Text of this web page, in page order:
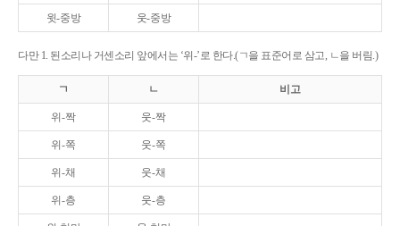
윗-중방 웃-중방
다만 1. 된소리나 거센소리 앞에서는 ‘위-’로 한다.(ㄱ을 표준어로 삼고, ㄴ을 버림.)
ㄱ ㄴ 비고
위-짝 웃-짝
위-쪽 웃-쪽
위-채 웃-채
위-층 웃-층